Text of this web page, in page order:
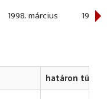
1998. március 1998.
határon túli